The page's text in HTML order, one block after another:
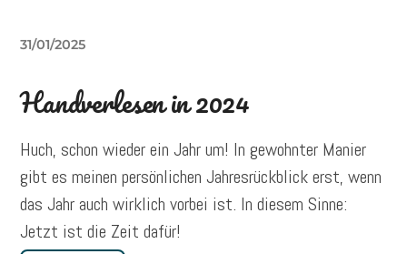
31/01/2025
Handverlesen in 2024
Huch, schon wieder ein Jahr um! In gewohnter Manier
gibt es meinen persönlichen Jahresrückblick erst, wenn
das Jahr auch wirklich vorbei ist. In diesem Sinne:
Jetzt ist die Zeit dafür!